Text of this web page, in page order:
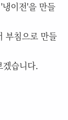
이전'을 만들
부침으로 만들
습니다.